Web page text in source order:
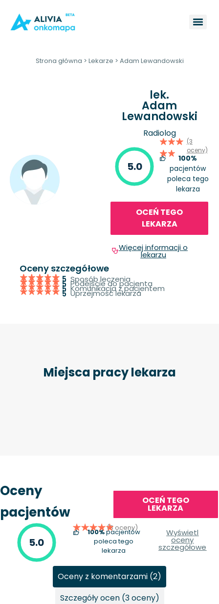
Strona główna > Lekarze > Adam Lewandowski
lek.
Adam
Lewandowski
Radiolog
5.0
(3
oceny)
100%
pacjentów
poleca tego
lekarza
OCEŃ TEGO
LEKARZA
Więcej informacji o
lekarzu
Oceny szczegółowe
5 Sposób leczenia
5 Podejście do pacjenta
5 Komunikacja z pacjentem
5 Uprzejmość lekarza
Miejsca pracy lekarza
Oceny
pacjentów
OCEŃ TEGO
LEKARZA
5.0
(3 oceny)
100%pacjentów
poleca tego
lekarza
Wyświetl
oceny
szczegółowe
Oceny z komentarzami (2)
Szczegóły ocen (3 oceny)